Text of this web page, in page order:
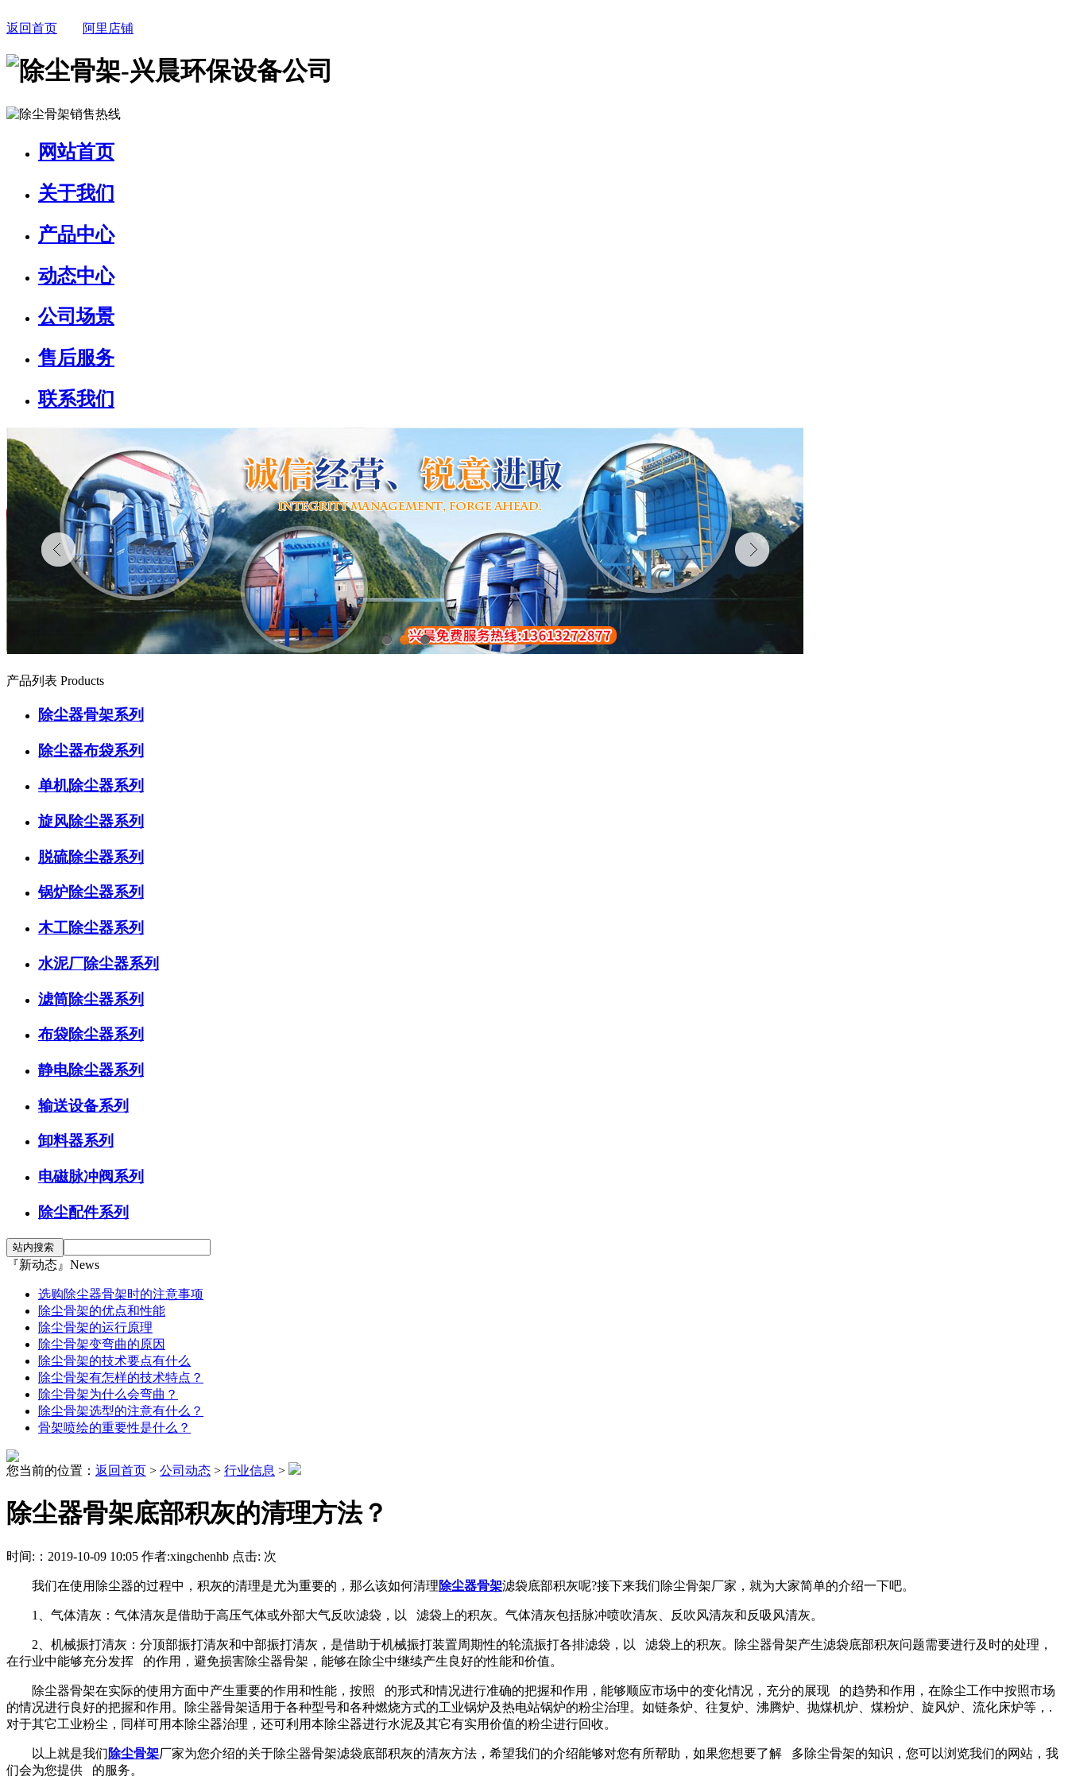
返回首页 阿里店铺
网站首页
关于我们
产品中心
动态中心
公司场景
售后服务
联系我们
产品列表 Products
除尘器骨架系列
除尘器布袋系列
单机除尘器系列
旋风除尘器系列
脱硫除尘器系列
锅炉除尘器系列
木工除尘器系列
水泥厂除尘器系列
滤筒除尘器系列
布袋除尘器系列
静电除尘器系列
输送设备系列
卸料器系列
电磁脉冲阀系列
除尘配件系列
『新动态』News
选购除尘器骨架时的注意事项
除尘骨架的优点和性能
除尘骨架的运行原理
除尘骨架变弯曲的原因
除尘骨架的技术要点有什么
除尘骨架有怎样的技术特点？
除尘骨架为什么会弯曲？
除尘骨架选型的注意有什么？
骨架喷绘的重要性是什么？
您当前的位置： 返回首页 > 公司动态 > 行业信息 >
除尘器骨架底部积灰的清理方法？
时间:：2019-10-09 10:05 作者:xingchenhb 点击: 次
我们在使用除尘器的过程中，积灰的清理是尤为重要的，那么该如何清理除尘器骨架滤袋底部积灰呢?接下来我们除尘骨架厂家，就为大家简单的介绍一下吧。
1、气体清灰：气体清灰是借助于高压气体或外部大气反吹滤袋，以 滤袋上的积灰。气体清灰包括脉冲喷吹清灰、反吹风清灰和反吸风清灰。
2、机械振打清灰：分顶部振打清灰和中部振打清灰，是借助于机械振打装置周期性的轮流振打各排滤袋，以 滤袋上的积灰。除尘器骨架产生滤袋底部积灰问题需要进行及时的处理，
在行业中能够充分发挥 的作用，避免损害除尘器骨架，能够在除尘中继续产生良好的性能和价值。
除尘器骨架在实际的使用方面中产生重要的作用和性能，按照 的形式和情况进行准确的把握和作用，能够顺应市场中的变化情况，充分的展现 的趋势和作用，在除尘工作中按照市场
的情况进行良好的把握和作用。除尘器骨架适用于各种型号和各种燃烧方式的工业锅炉及热电站锅炉的粉尘治理。如链条炉、往复炉、沸腾炉、抛煤机炉、煤粉炉、旋风炉、流化床炉等，.
对于其它工业粉尘，同样可用本除尘器治理，还可利用本除尘器进行水泥及其它有实用价值的粉尘进行回收。
以上就是我们除尘骨架厂家为您介绍的关于除尘器骨架滤袋底部积灰的清灰方法，希望我们的介绍能够对您有所帮助，如果您想要了解 多除尘骨架的知识，您可以浏览我们的网站，我
们会为您提供 的服务。